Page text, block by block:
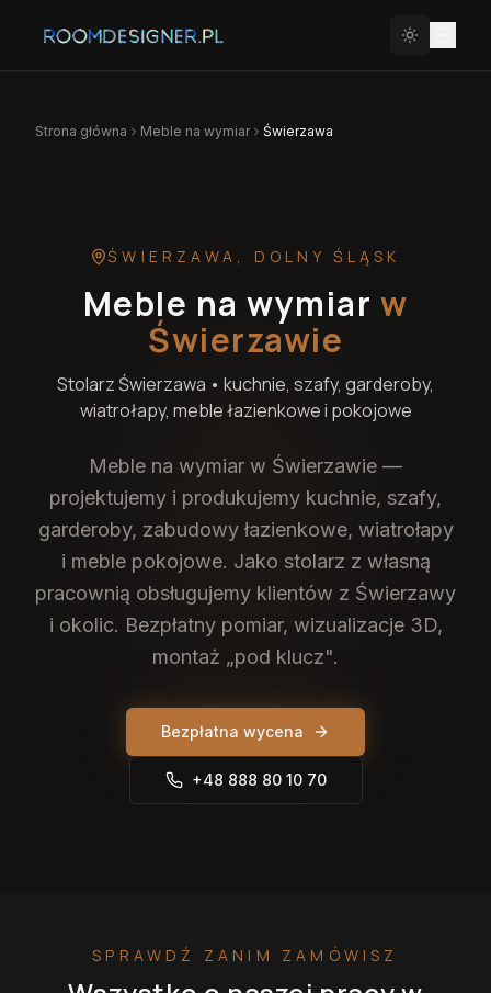
Strona główna Meble na wymiar Świerzawa
ŚWIERZAWA , DOLNY ŚLĄSK
Meble na wymiar w
Świerzawie
StolarzŚwierzawa • kuchnie, szafy, garderoby,
wiatrołapy, meble łazienkowe i pokojowe
Meble na wymiar w Świerzawie —
projektujemy i produkujemy kuchnie, szafy,
garderoby, zabudowy łazienkowe, wiatrołapy
i meble pokojowe. Jako stolarz z własną
pracownią obsługujemy klientów z Świerzawy
i okolic. Bezpłatny pomiar, wizualizacje 3D,
montaż „pod klucz".
Bezpłatna wycena
+48 888 80 10 70
SPRAWDŹ ZANIM ZAMÓWISZ